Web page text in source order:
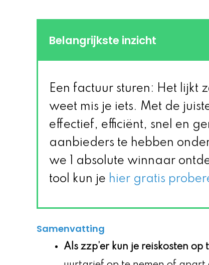
Belangrijkste inzicht
Een factuur sturen: Het lijkt
weet mis je iets. Met de
effectief, efficiënt, snel en
aanbieders te hebben
we 1 absolute winnaar
tool kun je hier gratis
Samenvatting
Als zzp’er kun je reiskosten